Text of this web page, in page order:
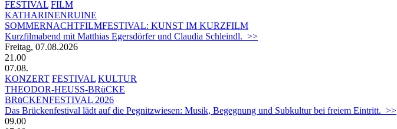
FESTIVAL FILM
KATHARINENRUINE
SOMMERNACHTFILMFESTIVAL: KUNST IM KURZFILM
Kurzfilmabend mit Matthias Egersdörfer und Claudia Schleindl. >>
Freitag, 07.08.2026
21.00
07.08.
KONZERT FESTIVAL KULTUR
THEODOR-HEUSS-BRüCKE
BRüCKENFESTIVAL 2026
Das Brückenfestival lädt auf die Pegnitzwiesen: Musik, Begegnung und Subkultur bei freiem Eintritt. >>
09.00